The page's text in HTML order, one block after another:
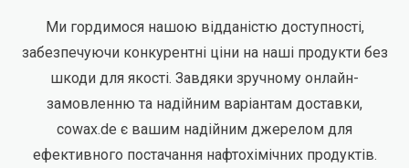
Ми гордимося нашою відданістю доступності,
забезпечуючи конкурентні ціни на наші продукти без
шкоди для якості. Завдяки зручному онлайн-
замовленню та надійним варіантам доставки,
cowax.de є вашим надійним джерелом для
ефективного постачання нафтохімічних продуктів.